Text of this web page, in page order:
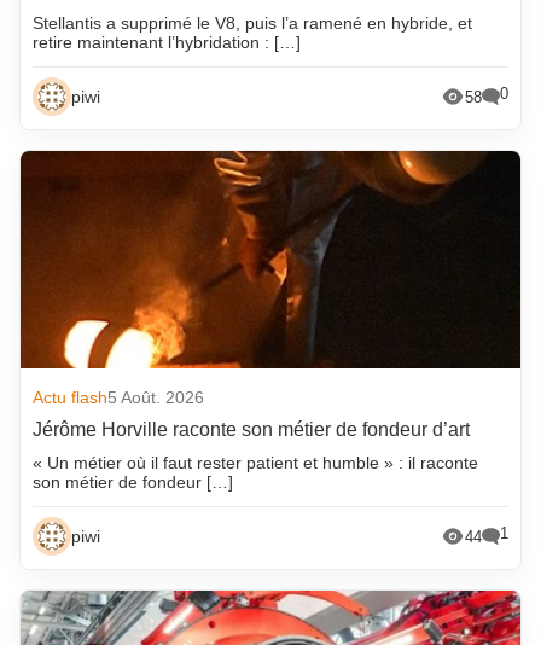
Stellantis a supprimé le V8, puis l’a ramené en hybride, et
retire maintenant l’hybridation : […]
piwi 58 0
Actu flash5 Août. 2026
Jérôme Horville raconte son métier de fondeur d’art
« Un métier où il faut rester patient et humble » : il raconte
son métier de fondeur […]
piwi 44 1